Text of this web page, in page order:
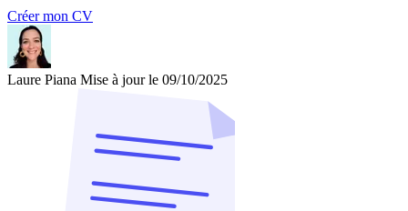
Créer mon CV
Laure Piana Mise à jour le 09/10/2025